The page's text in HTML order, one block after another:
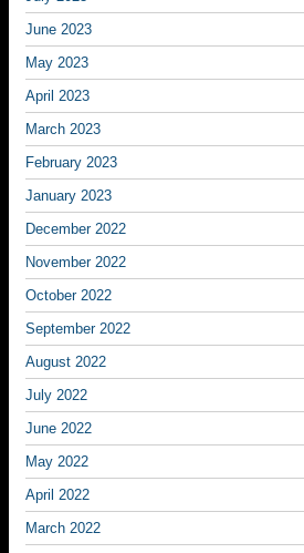
June 2023
May 2023
April 2023
March 2023
February 2023
January 2023
December 2022
November 2022
October 2022
September 2022
August 2022
July 2022
June 2022
May 2022
April 2022
March 2022